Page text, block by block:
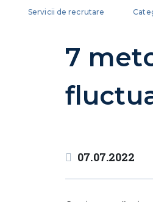
Servicii de recrutare
7
07.07.2022